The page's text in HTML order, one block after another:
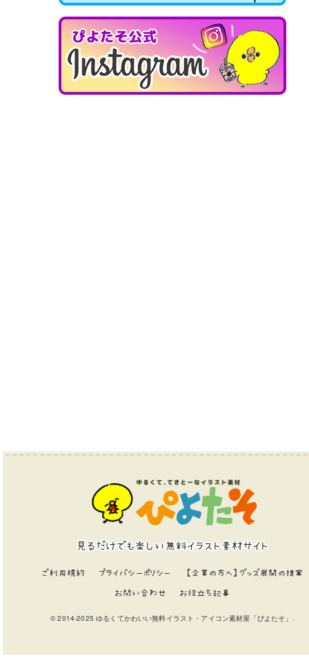
見るだけでも楽しい無料イラスト素材サイト
ご利用規約 プライバシーポリシー 【企業の方へ】グッズ展開の提案
お問い合わせ お役立ち記事
© 2014-2025 ゆるくてかわいい無料イラスト・アイコン素材屋「ぴよたそ」.